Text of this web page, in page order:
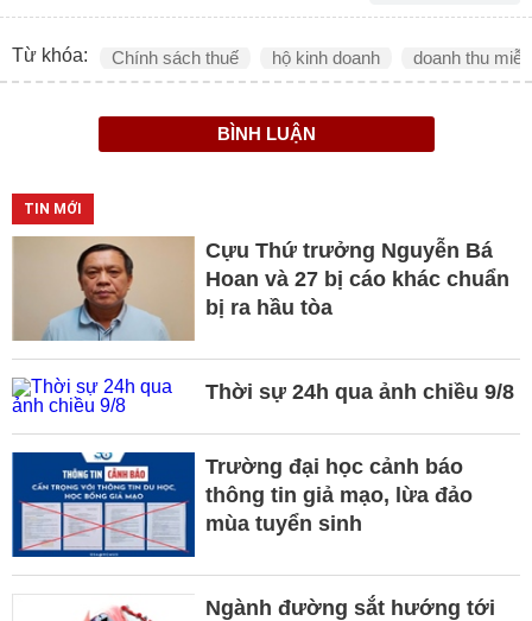
Từ khóa: Chính sách thuế hộ kinh doanh doanh thu
BÌNH LUẬN
TIN MỚI
Cựu Thứ trưởng Nguyễn Bá
Hoan và 27 bị cáo khác chuẩn
bị ra hầu tòa
Thời sự 24h qua ảnh chiều 9/8
Trường đại học cảnh báo
thông tin giả mạo, lừa đảo
mùa tuyển sinh
Ngành đường sắt hướng tới